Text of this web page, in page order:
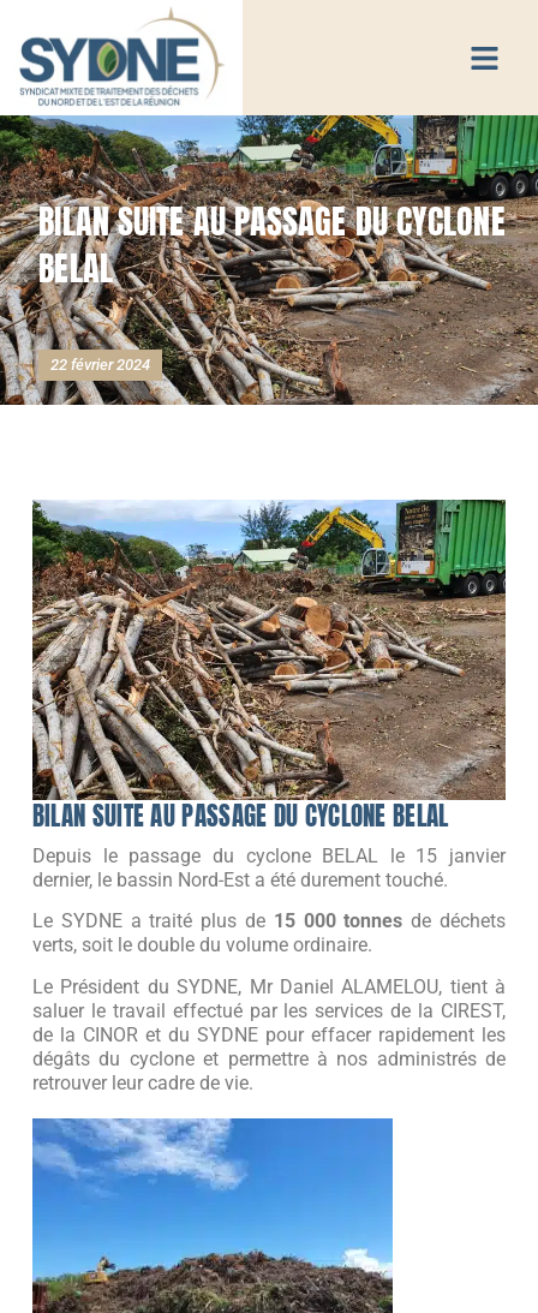
BILAN SUITE AU PASSAGE DU CYCLONE
BELAL
22 février 2024
BILAN SUITE AU PASSAGE DU CYCLONE BELAL
Depuis le passage du cyclone BELAL le 15 janvier
dernier, le bassin Nord-Est a été durement touché.
Le SYDNE a traité plus de 15 000 tonnes de déchets
verts, soit le double du volume ordinaire.
Le Président du SYDNE, Mr Daniel ALAMELOU, tient à
saluer le travail effectué par les services de la CIREST,
de la CINOR et du SYDNE pour effacer rapidement les
dégâts du cyclone et permettre à nos administrés de
retrouver leur cadre de vie.